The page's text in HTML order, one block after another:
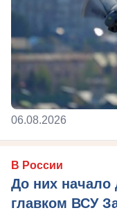
06.08.2026
В России
До них начало
главком ВСУ